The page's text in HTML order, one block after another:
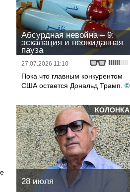
Абсурдная невойна – 9:
эскалация и неожиданная
пауза
27.07.2026 11:10
Пока что главным конкурентом
США остается Дональд Трамп. ©
КОЛОНКА
28 июля